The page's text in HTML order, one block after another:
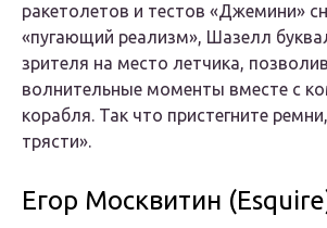
ракетолетов и тестов «Джемини»
«пугающий реализм», Шазелл
зрителя на место летчика,
волнительные моменты вместе с
корабля. Так что пристегните
трясти».
Егор Москвитин